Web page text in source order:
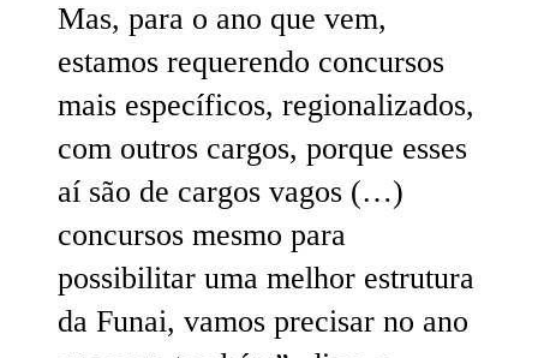
Mas, para o ano que vem,
estamos requerendo concursos
mais específicos, regionalizados,
com outros cargos, porque esses
aí são de cargos vagos (…)
concursos mesmo para
possibilitar uma melhor estrutura
da Funai, vamos precisar no ano